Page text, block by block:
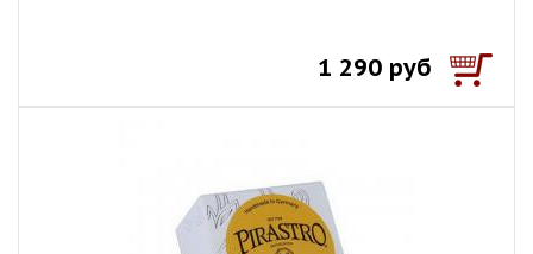
1 290 руб